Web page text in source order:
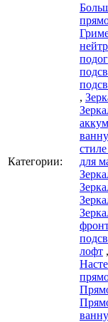
Категории:
,
для
лофт ,